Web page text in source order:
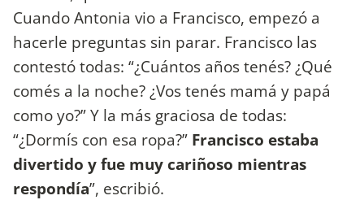
Cuando Antonia vio a Francisco, empezó a
hacerle preguntas sin parar. Francisco las
contestó todas: “¿Cuántos años tenés? ¿Qué
comés a la noche? ¿Vos tenés mamá y papá
como yo?” Y la más graciosa de todas:
“¿Dormís con esa ropa?” Francisco estaba
divertido y fue muy cariñoso mientras
respondía”, escribió.